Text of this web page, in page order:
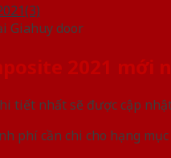
Giahuy door
2021 mới
tiết nhất sẽ được cập
phí cần chi cho hạng